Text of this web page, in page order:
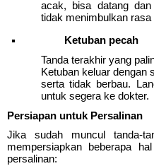
acak, bisa datang
tidak menimbulkan rasa
Ketuban pecah
Tanda terakhir yang
Ketuban keluar dengan
serta tidak berbau.
untuk segera ke dokter.
Persiapan untuk Persalinan
Jika sudah muncul tanda-
mempersiapkan beberapa
persalinan: